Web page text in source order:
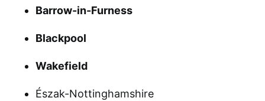
Barrow-in-Furness
Blackpool
Wakefield
Észak-Nottinghamshire